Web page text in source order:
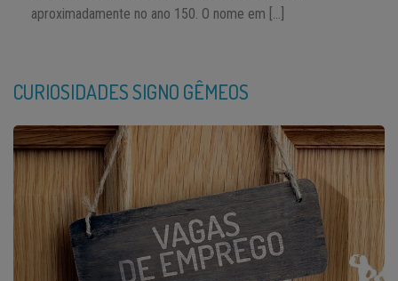
aproximadamente no ano 150. O nome em […]
CURIOSIDADES SIGNO GÊMEOS